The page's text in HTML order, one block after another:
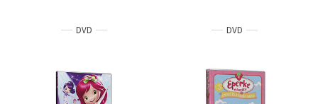
DVD DVD